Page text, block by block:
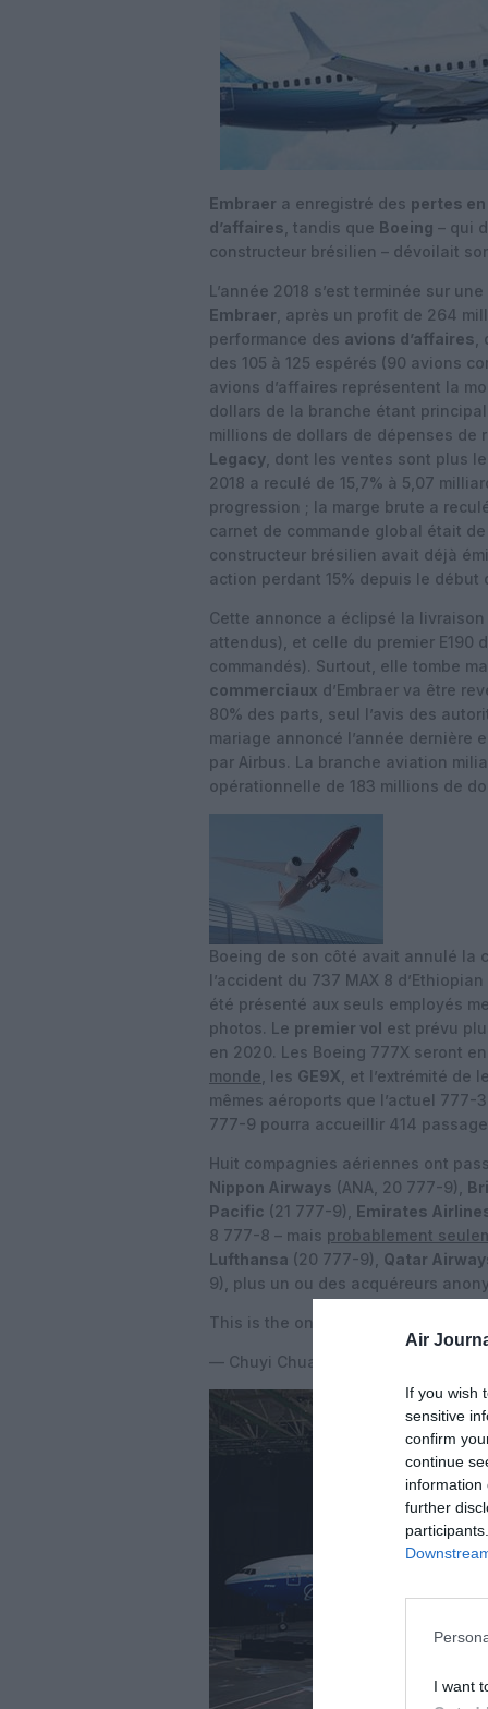
Air
If you wish
sensitive
confirm
continue
information
further
I want
Embraer a enregistré des pertes en
d’affaires , tandis que Boeing – qui
constructeur brésilien – dévoilait
L’année 2018 s’est terminée sur une
Embraer , après un profit de 264
performance des avions d’affaires
des 105 à 125 espérés (90 avions
avions d’affaires représentent la
dollars de la branche étant
millions de dollars de dépenses de
Legacy , dont les ventes sont plus
2018 a reculé de 15,7% à 5,07
progression ; la marge brute a
carnet de commande global était
constructeur brésilien avait déjà
action perdant 15% depuis le début
Cette annonce a éclipsé la livraison
attendus), et celle du premier E190
commandés). Surtout, elle tombe
commerciaux d’Embraer va être
80% des parts, seul l’avis des
mariage annoncé l’année dernière
par Airbus. La branche aviation
opérationnelle de 183 millions de
Boeing de son côté avait annulé la
l’accident du 737 MAX 8
été présenté aux seuls employés
photos. Le premier vol est prévu
en 2020. Les Boeing 777X seront
monde , les GE9X , et l’extrémité
mêmes aéroports que l’actuel 777-
777-9 pourra accueillir 414
Huit compagnies aériennes ont
Nippon Airways (ANA, 20 777-9),
Pacific (21 777-9), Emirates
8 777-8 – mais probablement
Lufthansa (20 777-9), Qatar
9), plus un ou des acquéreurs
This is the only angle to show the
— Chuyi Chuang (@marker7193)